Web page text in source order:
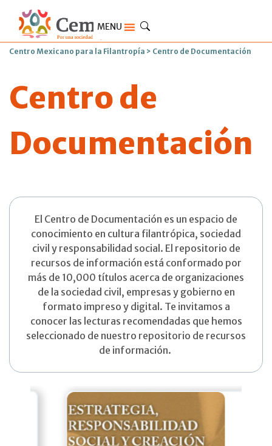
MENU
Centro Mexicano para la Filantropía > Centro de Documentación
Centro de
Documentación
El Centro de Documentación es un espacio de
conocimiento en cultura filantrópica, sociedad
civil y responsabilidad social. El repositorio de
recursos de información está conformado por
más de 10,000 títulos acerca de organizaciones
de la sociedad civil, empresas y gobierno en
formato impreso y digital. Te invitamos a
conocer las lecturas recomendadas que hemos
seleccionado de nuestro repositorio de recursos
de información.